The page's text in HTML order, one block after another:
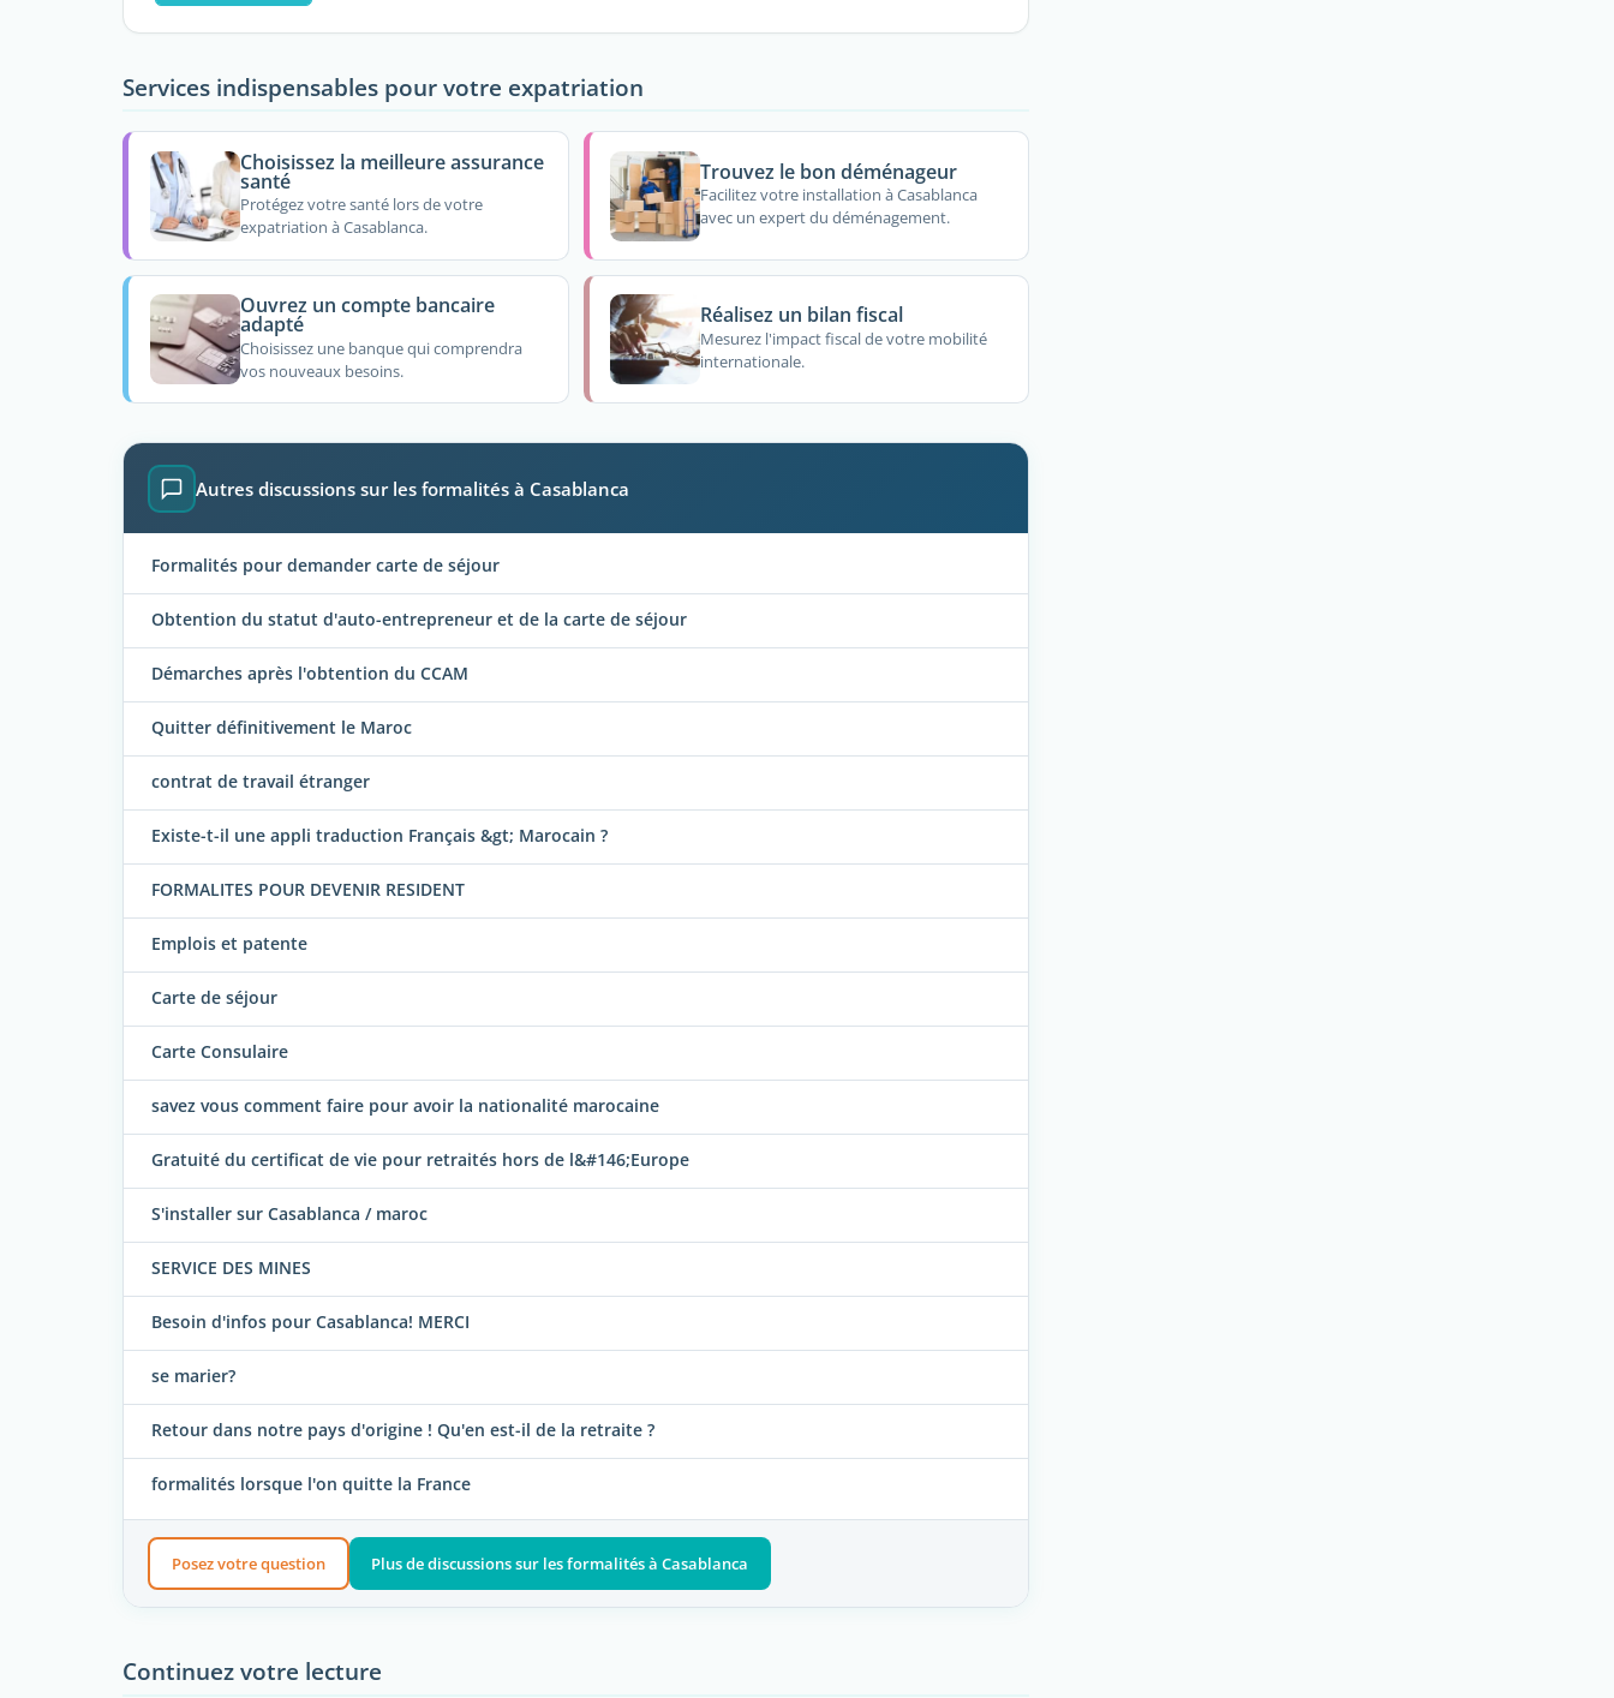
Services indispensables pour votre expatriation
Choisissez la meilleure assurance
santé
Protégez votre santé lors de votre
expatriation à Casablanca.
Trouvez le bon déménageur
Facilitez votre installation à Casablanca
avec un expert du déménagement.
Ouvrez un compte bancaire
adapté
Choisissez une banque qui comprendra
vos nouveaux besoins.
Réalisez un bilan fiscal
Mesurez l'impact fiscal de votre mobilité
internationale.
Autres discussions sur les formalités à Casablanca
Formalités pour demander carte de séjour
Obtention du statut d'auto-entrepreneur et de la carte de séjour
Démarches après l'obtention du CCAM
Quitter définitivement le Maroc
contrat de travail étranger
Existe-t-il une appli traduction Français &gt; Marocain ?
FORMALITES POUR DEVENIR RESIDENT
Emplois et patente
Carte de séjour
Carte Consulaire
savez vous comment faire pour avoir la nationalité marocaine
Gratuité du certificat de vie pour retraités hors de l&#146;Europe
S'installer sur Casablanca / maroc
SERVICE DES MINES
Besoin d'infos pour Casablanca! MERCI
se marier?
Retour dans notre pays d'origine ! Qu'en est-il de la retraite ?
formalités lorsque l'on quitte la France
Posez votre question Plus de discussions sur les formalités à Casablanca
Continuez votre lecture